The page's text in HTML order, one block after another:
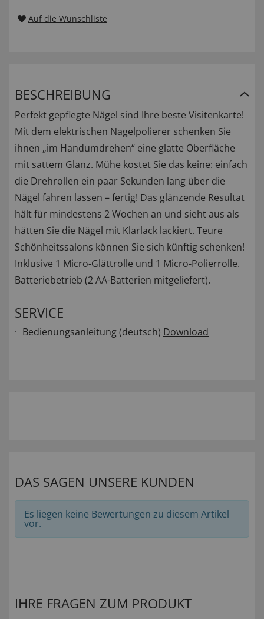
Auf die Wunschliste
BESCHREIBUNG
Perfekt gepflegte Nägel sind Ihre beste Visitenkarte!
Mit dem elektrischen Nagelpolierer schenken Sie
ihnen „im Handumdrehen“ eine glatte Oberfläche
mit sattem Glanz. Mühe kostet Sie das keine: einfach
die Drehrollen ein paar Sekunden lang über die
Nägel fahren lassen – fertig! Das glänzende Resultat
hält für mindestens 2 Wochen an und sieht aus als
hätten Sie die Nägel mit Klarlack lackiert. Teure
Schönheitssalons können Sie sich künftig schenken!
Inklusive 1 Micro-Glättrolle und 1 Micro-Polierrolle.
Batteriebetrieb (2 AA-Batterien mitgeliefert).
SERVICE
Bedienungsanleitung (deutsch) Download
DAS SAGEN UNSERE KUNDEN
Es liegen keine Bewertungen zu diesem Artikel
vor.
IHRE FRAGEN ZUM PRODUKT